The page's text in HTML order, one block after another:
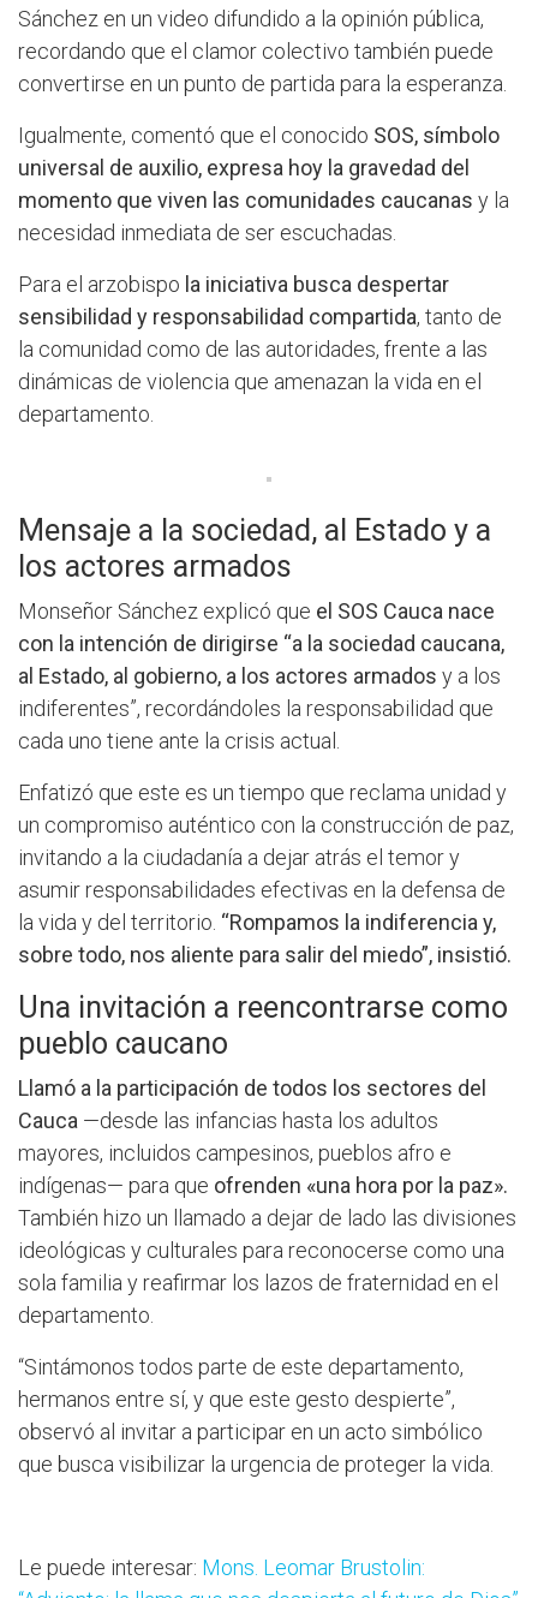
Sánchez en un video difundido a la opinión pública,
recordando que el clamor colectivo también puede
convertirse en un punto de partida para la esperanza.
Igualmente, comentó que el conocido SOS, símbolo
universal de auxilio, expresa hoy la gravedad del
momento que viven las comunidades caucanas y la
necesidad inmediata de ser escuchadas.
Para el arzobispo la iniciativa busca despertar
sensibilidad y responsabilidad compartida, tanto de
la comunidad como de las autoridades, frente a las
dinámicas de violencia que amenazan la vida en el
departamento.
Mensaje a la sociedad, al Estado y a
los actores armados
Monseñor Sánchez explicó que el SOS Cauca nace
con la intención de dirigirse “a la sociedad caucana,
al Estado, al gobierno, a los actores armados y a los
indiferentes”, recordándoles la responsabilidad que
cada uno tiene ante la crisis actual.
Enfatizó que este es un tiempo que reclama unidad y
un compromiso auténtico con la construcción de paz,
invitando a la ciudadanía a dejar atrás el temor y
asumir responsabilidades efectivas en la defensa de
la vida y del territorio. “Rompamos la indiferencia y,
sobre todo, nos aliente para salir del miedo”, insistió.
Una invitación a reencontrarse como
pueblo caucano
Llamó a la participación de todos los sectores del
Cauca —desde las infancias hasta los adultos
mayores, incluidos campesinos, pueblos afro e
indígenas— para que ofrenden «una hora por la paz».
También hizo un llamado a dejar de lado las divisiones
ideológicas y culturales para reconocerse como una
sola familia y reafirmar los lazos de fraternidad en el
departamento.
“Sintámonos todos parte de este departamento,
hermanos entre sí, y que este gesto despierte”,
observó al invitar a participar en un acto simbólico
que busca visibilizar la urgencia de proteger la vida.
Le puede interesar: Mons. Leomar Brustolin: